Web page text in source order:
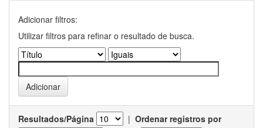
Adicionar filtros:
Utilizar filtros para refinar o resultado de busca.
Resultados/Página | Ordenar registros por